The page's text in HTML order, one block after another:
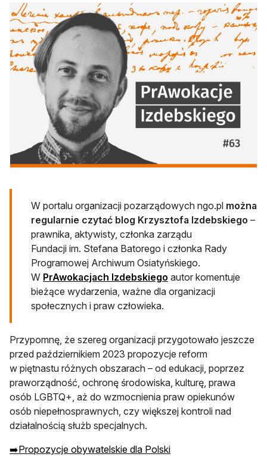
W portalu organizacji pozarządowych ngo.pl można
regularnie czytać blog Krzysztofa Izdebskiego –
prawnika, aktywisty, członka zarządu
Fundacji im. Stefana Batorego i członka Rady
Programowej Archiwum Osiatyńskiego.
W PrAwokacjach Izdebskiego autor komentuje
bieżące wydarzenia, ważne dla organizacji
społecznych i praw człowieka.
Przypomnę, że szereg organizacji przygotowało jeszcze
przed październikiem 2023 propozycje reform
w piętnastu różnych obszarach – od edukacji, poprzez
praworządność, ochronę środowiska, kulturę, prawa
osób LGBTQ+, aż do wzmocnienia praw opiekunów
osób niepełnosprawnych, czy większej kontroli nad
działalnością służb specjalnych.
➡️Propozycje obywatelskie dla Polski